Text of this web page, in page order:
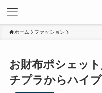
ホーム ファッション
お財布ポシェッ
チプラからハイ